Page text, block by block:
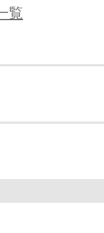
ング
成果報酬型
覧